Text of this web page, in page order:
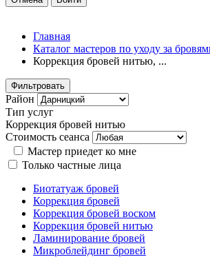
Главная
Каталог мастеров по уходу за
Коррекция бровей нитью, ...
Фильтровать
Район
Тип услуг
Коррекция бровей нитью
Стоимость сеанса
Мастер приедет ко мне
Только частные лица
Биотатуаж бровей
Коррекция бровей
Коррекция бровей воском
Коррекция бровей нитью
Ламинирование бровей
Микроблейдинг бровей